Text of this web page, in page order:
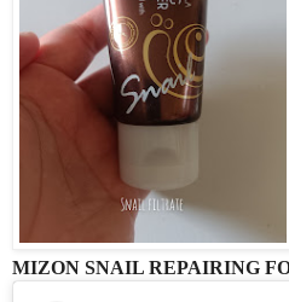
MIZON SNAIL REPAIRING